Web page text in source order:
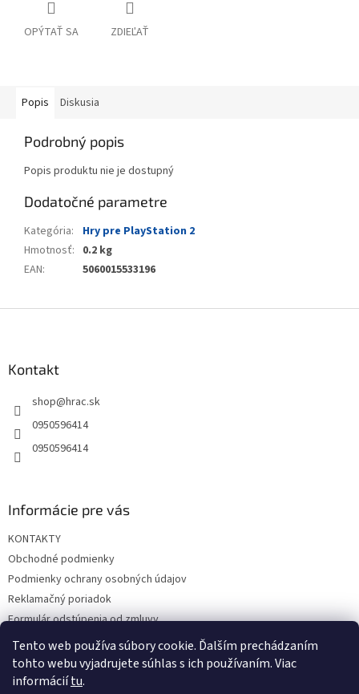
Tento web používa súbory cookie. Ďalším prechádzaním
tohto webu vyjadrujete súhlas s ich používaním. Viac
informáciítu.
OPÝTAŤ SA ZDIEĽAŤ
Popis Diskusia
Podrobný popis
Popis produktu nie je dostupný
Dodatočné parametre
Kategória:
Hry pre PlayStation 2
Hmotnosť: 0.2 kg
EAN: 5060015533196
Kontakt
shop@hrac.sk
0950596414
0950596414
Informácie pre vás
KONTAKTY
Obchodné podmienky
Podmienky ochrany osobných údajov
Reklamačný poriadok
Formulár odstúpenia od zmluvy
Reklamačný formulár